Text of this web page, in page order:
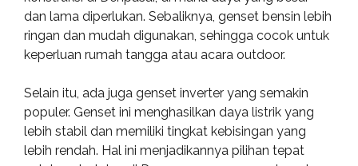
dan lama diperlukan. Sebaliknya, genset bensin lebih
ringan dan mudah digunakan, sehingga cocok untuk
keperluan rumah tangga atau acara outdoor.
Selain itu, ada juga genset inverter yang semakin
populer. Genset ini menghasilkan daya listrik yang
lebih stabil dan memiliki tingkat kebisingan yang
lebih rendah. Hal ini menjadikannya pilihan tepat